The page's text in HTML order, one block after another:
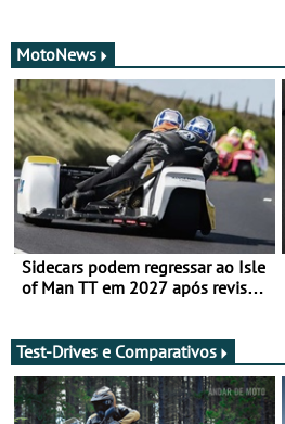
MotoNews
Sidecars podem regressar ao Isle
of Man TT em 2027 após revisão
Test-Drives e Comparativos